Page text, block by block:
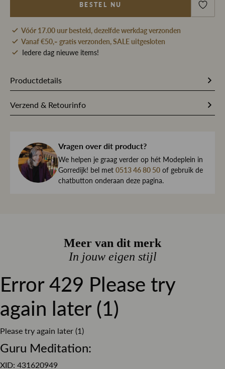
BESTEL NU
Vóór 17.00 uur besteld, dezelfde werkdag verzonden
Vanaf €50,- gratis verzonden, SALE uitgesloten
Iedere dag nieuwe items!
Productdetails
Stofsamenstelling
49% Katoen / 36% Gerecycled
Elastaan
Kleur
Denim
Dessin
Effen
Knoop en ritssluiting
Verzend & Retourinfo
haar direct naar je toe.
We begrijpen maar al te goed dat het kan gebeuren dat
een item toch niet helemaal naar wens is. Daarom ben je
altijd welkom om ieder artikel eerst te passen op ons
de winkel is dat altijd gratis. Lees hier meer over ruilen en
Lees meer over bezorgen, ruilen en retourneren
Vragen over dit product?
We helpen je graag verder op hét Modeplein in
Gorredijk! bel met 0513 46 80 50 of gebruik de
chatbutton onderaan deze pagina.
Meer van dit merk
In jouw eigen stijl
Error 429 Please try
again later (1)
Please try again later (1)
Guru Meditation:
XID: 431620949